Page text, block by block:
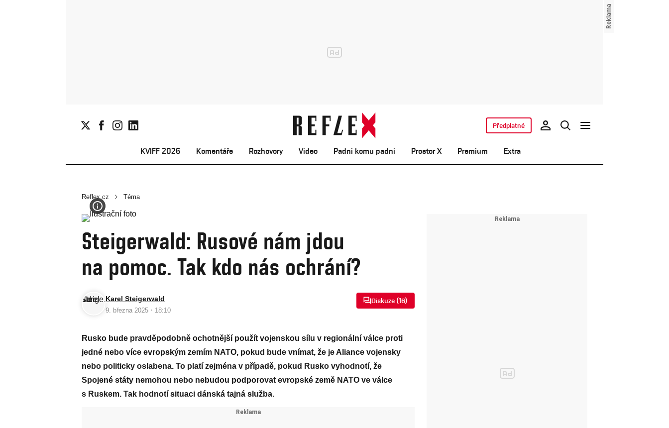
KVIFF 2026 Komentáře Rozhovory Video Padni komu padni Prostor X Premium Extra
Předplatné
Reflex.cz Téma
Steigerwald: Rusové nám jdou
na pomoc. Tak kdo nás ochrání?
Karel Steigerwald
9. března 2025 · 18:10
Diskuze (16)
Rusko bude pravděpodobně ochotnější použít vojenskou sílu v regionální válce proti
jedné nebo více evropským zemím NATO, pokud bude vnímat, že je Aliance vojensky
nebo politicky oslabena. To platí zejména v případě, pokud Rusko vyhodnotí, že
Spojené státy nemohou nebo nebudou podporovat evropské země NATO ve válce
s Ruskem. Tak hodnotí situaci dánská tajná služba.